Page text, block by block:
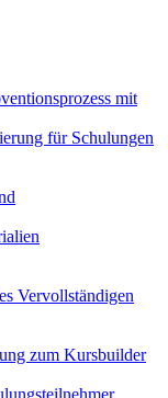
mit
für Schulungen
Vervollständigen
zum Kursbuilder